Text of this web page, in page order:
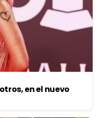
en el nuevo